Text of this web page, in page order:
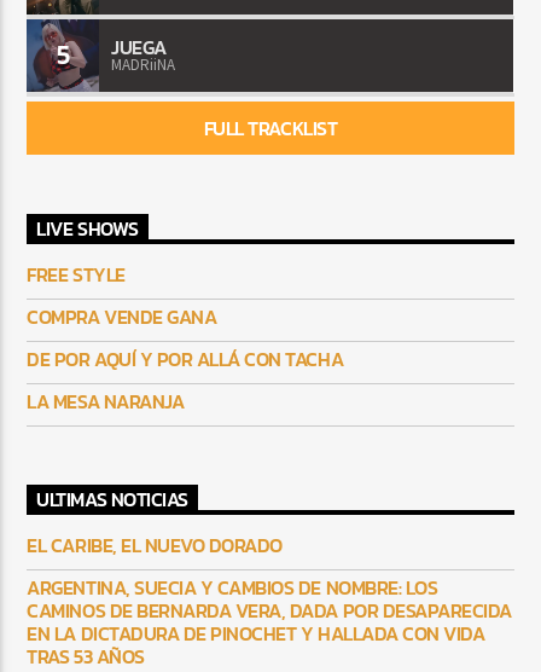
5 JUEGA
MADRiiNA
FULL TRACKLIST
LIVE SHOWS
FREE STYLE
COMPRA VENDE GANA
DE POR AQUÍ Y POR ALLÁ CON TACHA
LA MESA NARANJA
ULTIMAS NOTICIAS
EL CARIBE, EL NUEVO DORADO
ARGENTINA, SUECIA Y CAMBIOS DE NOMBRE: LOS
CAMINOS DE BERNARDA VERA, DADA POR DESAPARECIDA
EN LA DICTADURA DE PINOCHET Y HALLADA CON VIDA
TRAS 53 AÑOS